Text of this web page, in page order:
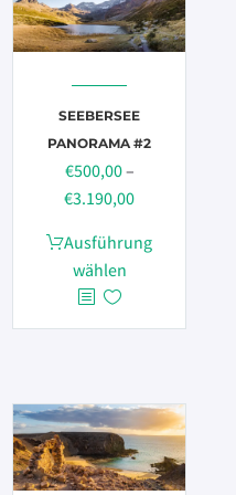
SEEBERSEE
PANORAMA #2
€500,00–
€3.190,00Preisspanne:
bis
Ausführung
wählen
Dieses
Produkt
weist
mehrere
Die
Optionen
können
auf